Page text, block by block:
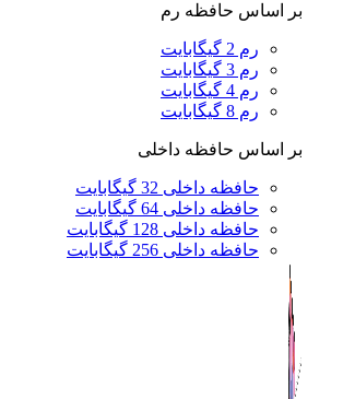
بر اساس حافظه رم
رم 2 گیگابایت
رم 3 گیگابایت
رم 4 گیگابایت
رم 8 گیگابایت
بر اساس حافظه داخلی
حافظه داخلی 32 گیگابایت
حافظه داخلی 64 گیگابایت
حافظه داخلی 128 گیگابایت
حافظه داخلی 256 گیگابایت